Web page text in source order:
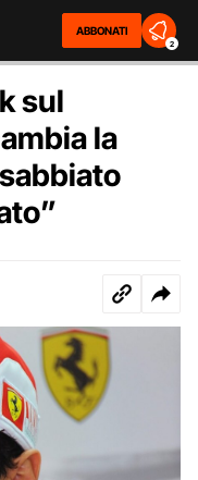
ABBONATI
2
sul
la